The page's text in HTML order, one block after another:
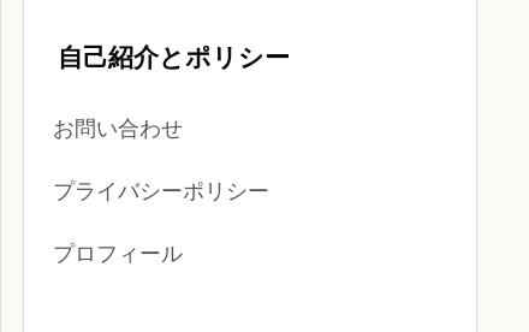
自己紹介とポリシー
お問い合わせ
プライバシーポリシー
プロフィール